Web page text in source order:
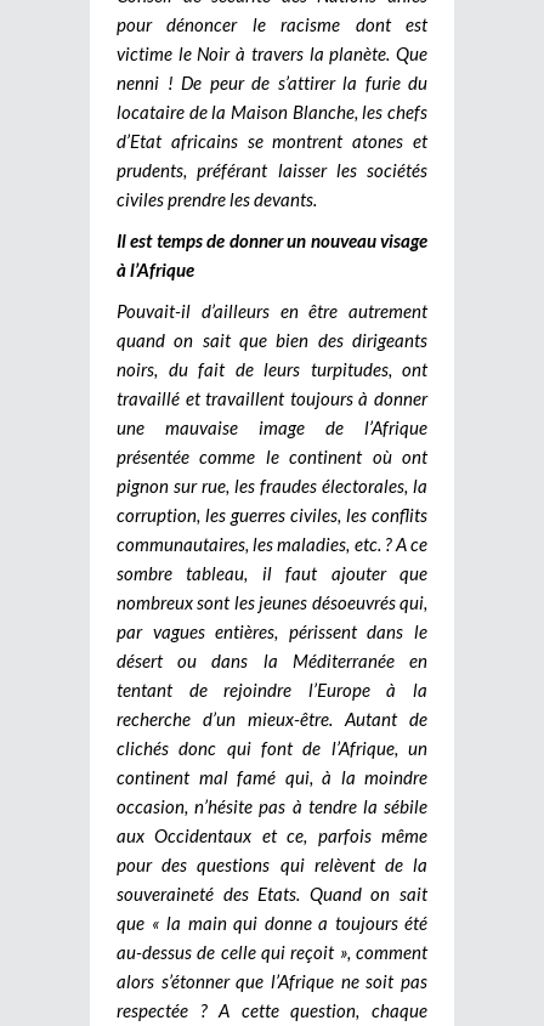
pour dénoncer le racisme dont est
victime le Noir à travers la planète. Que
nenni ! De peur de s’attirer la furie du
locataire de la Maison Blanche, les chefs
d’Etat africains se montrent atones et
prudents, préférant laisser les sociétés
civiles prendre les devants.
Il est temps de donner un nouveau visage
à l’Afrique
Pouvait-il d’ailleurs en être autrement
quand on sait que bien des dirigeants
noirs, du fait de leurs turpitudes, ont
travaillé et travaillent toujours à donner
une mauvaise image de l’Afrique
présentée comme le continent où ont
pignon sur rue, les fraudes électorales, la
corruption, les guerres civiles, les conflits
communautaires, les maladies, etc. ? A ce
sombre tableau, il faut ajouter que
nombreux sont les jeunes désoeuvrés qui,
par vagues entières, périssent dans le
désert ou dans la Méditerranée en
tentant de rejoindre l’Europe à la
recherche d’un mieux-être. Autant de
clichés donc qui font de l’Afrique, un
continent mal famé qui, à la moindre
occasion, n’hésite pas à tendre la sébile
aux Occidentaux et ce, parfois même
pour des questions qui relèvent de la
souveraineté des Etats. Quand on sait
que « la main qui donne a toujours été
au-dessus de celle qui reçoit », comment
alors s’étonner que l’Afrique ne soit pas
respectée ? A cette question, chaque